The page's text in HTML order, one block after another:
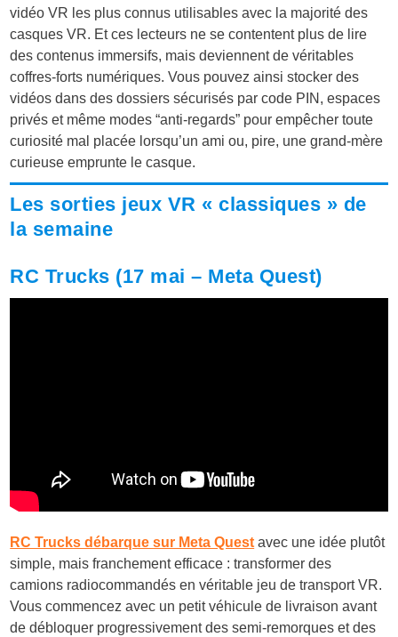
vidéo VR les plus connus utilisables avec la majorité des
casques VR. Et ces lecteurs ne se contentent plus de lire
des contenus immersifs, mais deviennent de véritables
coffres-forts numériques. Vous pouvez ainsi stocker des
vidéos dans des dossiers sécurisés par code PIN, espaces
privés et même modes “anti-regards” pour empêcher toute
curiosité mal placée lorsqu’un ami ou, pire, une grand-mère
curieuse emprunte le casque.
Les sorties jeux VR « classiques » de
la semaine
RC Trucks (17 mai – Meta Quest)
RC Trucks débarque sur Meta Questavec une idée plutôt
simple, mais franchement efficace : transformer des
camions radiocommandés en véritable jeu de transport VR.
Vous commencez avec un petit véhicule de livraison avant
de débloquer progressivement des semi-remorques et des